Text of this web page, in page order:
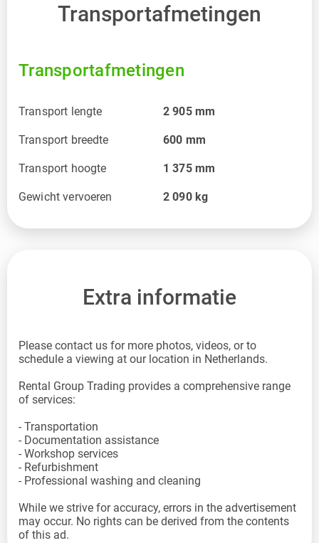
Transportafmetingen
Transportafmetingen
Transport lengte 2 905 mm
Transport breedte 600 mm
Transport hoogte 1 375 mm
Gewicht vervoeren 2 090 kg
Extra informatie
Please contact us for more photos, videos, or to
schedule a viewing at our location in Netherlands.
Rental Group Trading provides a comprehensive range
of services:
- Transportation
- Documentation assistance
- Workshop services
- Refurbishment
- Professional washing and cleaning
While we strive for accuracy, errors in the advertisement
may occur. No rights can be derived from the contents
of this ad.